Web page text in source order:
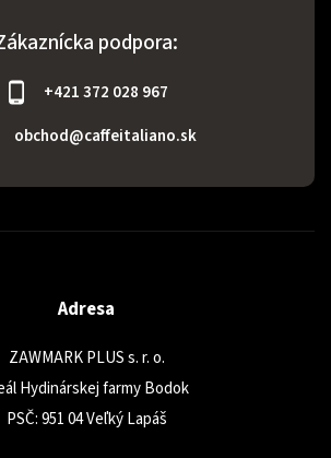
podpora:
+421 372 028 967
obchod@caffeitaliano.sk
Adresa
ZAWMARK PLUS s. r. o.
Hydinárskej farmy Bodok
PSČ: 951 04 Veľký Lapáš